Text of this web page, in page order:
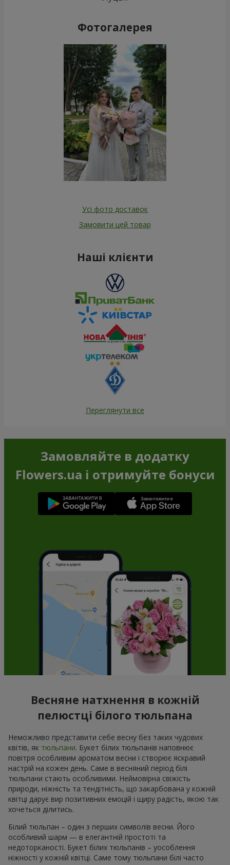
Фотогалерея
Усі фото доставок
Замовити цей товар
Наші клієнти
Переглянути все
Замовляйте в додатку
Flowers.ua і отримуйте бонуси
Весняне натхнення в кожній
пелюстці білого тюльпана
Неможливо представити себе весну без таких чудових
квітів, як тюльпани. Букет білих тюльпанів наповнює
повітря особливим ароматом весни і створює яскравий
настрій на кожен день. Саме в весняний період білі
тюльпани стають особливими. Неймовірна свіжість
природи, ніжність та тендітність, що закарбована у кожній
квітці дарує вир позитивних емоцій і щиру радість, якою так
хочеться ділитись.
Білий тюльпан – один з перших символів весни. Його
особливий шарм — в елегантній простоті та
недоторканості. Букет білих тюльпанів – уособлення
ніжності у кожній квітці. Саме тому тюльпани білі часто